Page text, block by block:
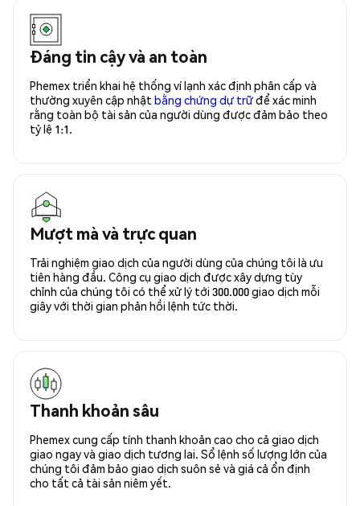
Đáng tin cậy và an toàn
Phemex triển khai hệ thống ví lạnh xác định phân cấp và
thường xuyên cập nhật bằng chứng dự trữđể xác minh
rằng toàn bộ tài sản của người dùng được đảm bảo theo
tỷ lệ 1:1.
Mượt mà và trực quan
Trải nghiệm giao dịch của người dùng của chúng tôi là ưu
tiên hàng đầu. Công cụ giao dịch được xây dựng tùy
chỉnh của chúng tôi có thể xử lý tới 300.000 giao dịch mỗi
giây với thời gian phản hồi lệnh tức thời.
Thanh khoản sâu
Phemex cung cấp tính thanh khoản cao cho cả giao dịch
giao ngay và giao dịch tương lai. Sổ lệnh số lượng lớn của
chúng tôi đảm bảo giao dịch suôn sẻ và giá cả ổn định
cho tất cả tài sản niêm yết.